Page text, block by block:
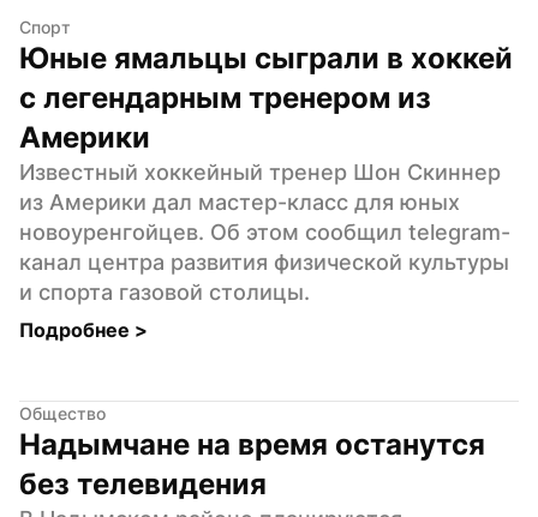
Спорт
Юные ямальцы сыграли в хоккей
с легендарным тренером из
Америки
Известный хоккейный тренер Шон Скиннер
из Америки дал мастер-класс для юных
новоуренгойцев. Об этом сообщил telegram-
канал центра развития физической культуры
и спорта газовой столицы.
Подробнее >
Общество
Надымчане на время останутся
без телевидения